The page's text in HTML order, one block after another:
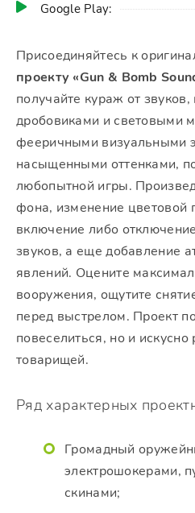
Google Play:
Присоединяйтесь к
проекту «Gun & Bomb
получайте кураж от
дробовиками и световыми
фееричными визуальными
насыщенными оттенками,
любопытной игры.
фона, изменение цветовой
включение либо
звуков, а еще добавление
явлений. Оцените
вооружения, ощутите
перед выстрелом. Проект
повеселиться, но и искусно
товарищей.
Ряд характерных
Громадный
электрошокерами,
скинами;